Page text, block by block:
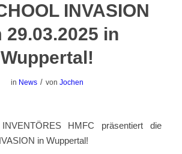
INVASION
29.03.2025 in
Wuppertal!
in News / vonJochen
HMFC präsentiert die
in Wuppertal!